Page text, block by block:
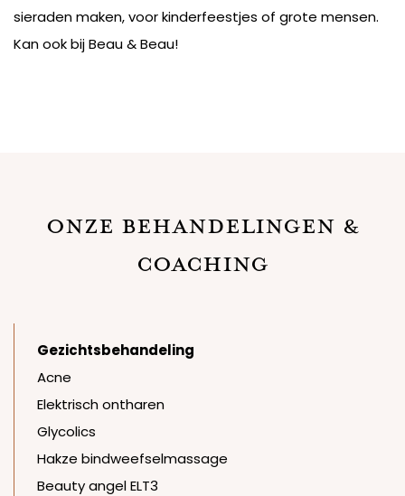
sieraden maken, voor kinderfeestjes of grote mensen.
Kan ook bij Beau & Beau!
Onze Behandelingen &
Coaching
Gezichtsbehandeling
Acne
Elektrisch ontharen
Glycolics
Hakze bindweefselmassage
Beauty angel ELT3